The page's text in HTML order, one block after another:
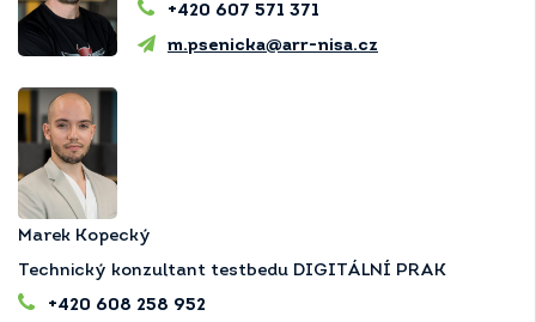
+420 607 571 371
m.psenicka@arr-nisa.cz
Marek Kopecký
Technický konzultant testbedu DIGITÁLNÍ PRAK
+420 608 258 952